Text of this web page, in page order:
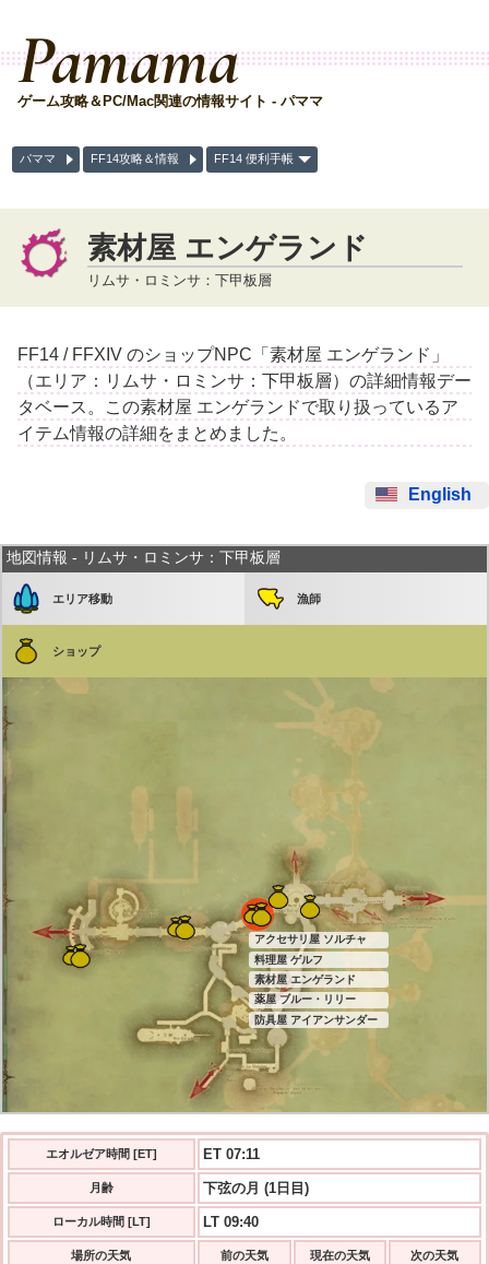
Pamama
ゲーム攻略＆PC/Mac関連の情報サイト - パママ
パママ FF14攻略＆情報 FF14 便利手帳
素材屋 エンゲランド
リムサ・ロミンサ：下甲板層
FF14 / FFXIV のショップNPC「素材屋 エンゲランド」
（エリア：リムサ・ロミンサ：下甲板層）の詳細情報デー
タベース。この素材屋 エンゲランドで取り扱っているア
イテム情報の詳細をまとめました。
English
地図情報 - リムサ・ロミンサ：下甲板層
エリア移動 漁師
ショップ
アクセサリ屋 ソルチャ
料理屋 ゲルフ
素材屋 エンゲランド
薬屋 ブルー・リリー
防具屋 アイアンサンダー
エオルゼア時間 [ET] ET 07:11
月齢 下弦の月 (1日目)
ローカル時間 [LT] LT 09:40
場所の天気 前の天気 現在の天気 次の天気